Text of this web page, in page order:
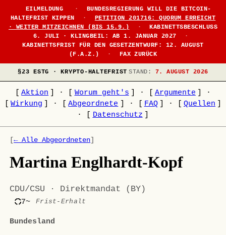
EILMELDUNG ·
BUNDESREGIERUNG WILL DIE BITCOIN-
HALTEFRIST KIPPEN
·
PETITION 201716: QUORUM ERREICHT
· WEITER MITZEICHNEN (BIS 15.9.)
·
KABINETTSBESCHLUSS
6. JULI · KLINGBEIL: AB 1. JANUAR 2027
·
KABINETTSFRIST FÜR DEN GESETZENTWURF: 12. AUGUST
(F.A.Z.)
· FAX ZURÜCK
§23 ESTG · KRYPTO-HALTEFRIST STAND: 7. AUGUST 2026
Aktion · Worum geht's · Argumente
·
Wirkung · Abgeordnete · FAQ · Quellen
·
Datenschutz
[← Alle Abgeordneten]
Martina Englhardt-Kopf
CDU/CSU · Direktmandat (BY)
7~ Frist-Erhalt
Bundesland